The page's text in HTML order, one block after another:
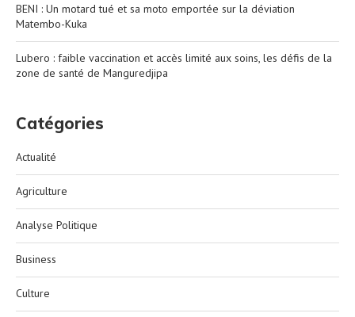
BENI : Un motard tué et sa moto emportée sur la déviation
Matembo-Kuka
Lubero : faible vaccination et accès limité aux soins, les défis de la
zone de santé de Manguredjipa
Catégories
Actualité
Agriculture
Analyse Politique
Business
Culture